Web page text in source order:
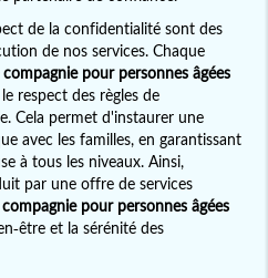
de la confidentialité sont des
de nos services. Chaque
pour personnes âgées
respect des règles de
Cela permet d'instaurer une
avec les familles, en garantissant
à tous les niveaux. Ainsi,
par une offre de services
pour personnes âgées
être et la sérénité des